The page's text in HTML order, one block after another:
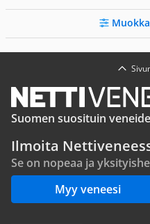
Suomen suosituin
Ilmoita
Se on nopeaa ja
Myy veneesi